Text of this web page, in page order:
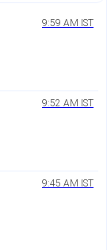
9:59 AM IST
9:52 AM IST
9:45 AM IST